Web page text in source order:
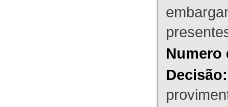
Numero
Decisão: